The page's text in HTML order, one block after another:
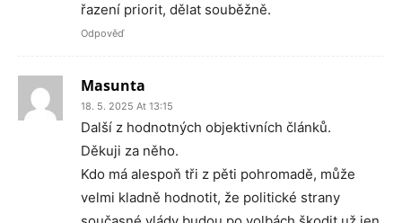
řazení priorit, dělat souběžně.
Odpověď
Masunta
18. 5. 2025 At 13:15
Další z hodnotných objektivních článků.
Děkuji za něho.
Kdo má alespoň tři z pěti pohromadě, může
velmi kladně hodnotit, že politické strany